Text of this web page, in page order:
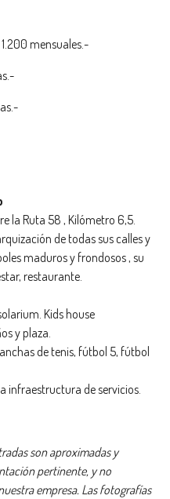
1.200 mensuales.-
la Ruta 58 , Kilómetro 6,5.
de todas sus calles y
maduros y frondosos , su
restaurante.
Kids house
y plaza.
de tenis, fútbol 5, fútbol
infraestructura de servicios.
son aproximadas y
pertinente, y no
empresa. Las fotografías